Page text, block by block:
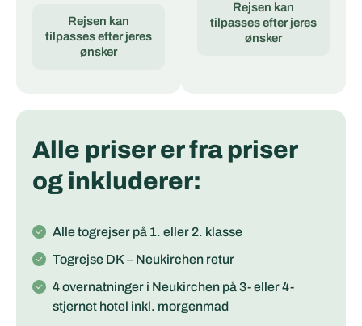
Rejsen kan
tilpasses efter jeres
ønsker
Rejsen kan
tilpasses efter jeres
ønsker
Alle priser er fra priser
og inkluderer:
Alle togrejser på 1. eller 2. klasse
Togrejse DK – Neukirchen retur
4 overnatninger i Neukirchen på 3- eller 4-
stjernet hotel inkl. morgenmad